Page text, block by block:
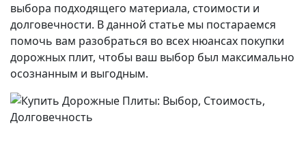
выбора подходящего материала, стоимости и
долговечности. В данной статье мы постараемся
помочь вам разобраться во всех нюансах покупки
дорожных плит, чтобы ваш выбор был максимально
осознанным и выгодным.